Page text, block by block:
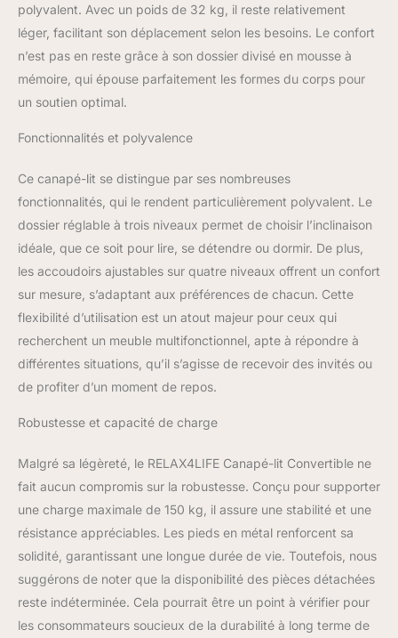
CONFORT★Recouvert
de tissu polyester doux
semblable à du lin, le
canapé futon est très
cm d'épaisseur, qui
assurent un confort
exceptionnel. Le plaisir
du luxe vous attend, ici
DIVERSES
OCCASIONS★C'est un
compagnon parfait pour
un moment de détente
confortable. Si vous
souhaitez laisser vos
amis passer la nuit,
canapé à plat. Avec sa
design polyvalent, ce
canapé-lit futon sera un
ajout utile et peu
bureau, à l'appartement.
★CONSTRUCTION
ULTRA STABLE★Le
canapé-lit convertible est
équipé de 6 pieds en
polyvalent. Avec un poids de 32 kg, il reste relativement
léger, facilitant son déplacement selon les besoins. Le confort
n’est pas en reste grâce à son dossier divisé en mousse à
mémoire, qui épouse parfaitement les formes du corps pour
un soutien optimal.
Fonctionnalités et polyvalence
Ce canapé-lit se distingue par ses nombreuses
fonctionnalités, qui le rendent particulièrement polyvalent. Le
dossier réglable à trois niveaux permet de choisir l’inclinaison
idéale, que ce soit pour lire, se détendre ou dormir. De plus,
les accoudoirs ajustables sur quatre niveaux offrent un confort
sur mesure, s’adaptant aux préférences de chacun. Cette
flexibilité d’utilisation est un atout majeur pour ceux qui
recherchent un meuble multifonctionnel, apte à répondre à
différentes situations, qu’il s’agisse de recevoir des invités ou
de profiter d’un moment de repos.
Robustesse et capacité de charge
Malgré sa légèreté, le RELAX4LIFE Canapé-lit Convertible ne
fait aucun compromis sur la robustesse. Conçu pour supporter
une charge maximale de 150 kg, il assure une stabilité et une
résistance appréciables. Les pieds en métal renforcent sa
solidité, garantissant une longue durée de vie. Toutefois, nous
suggérons de noter que la disponibilité des pièces détachées
reste indéterminée. Cela pourrait être un point à vérifier pour
les consommateurs soucieux de la durabilité à long terme de